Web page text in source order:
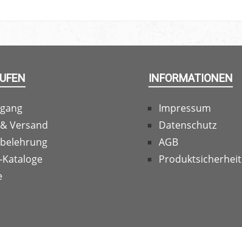
Versand
INFORMATIONEN
Impressum
Datenschutz
AGB
Produktsicherheit